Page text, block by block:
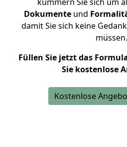
Dokumente und
damit Sie sich keine
müssen.
Füllen Sie jetzt das
Sie kostenlose
Kostenlose